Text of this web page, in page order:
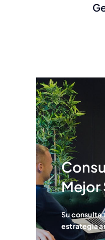
Mejor
Suconsulta
estrategia